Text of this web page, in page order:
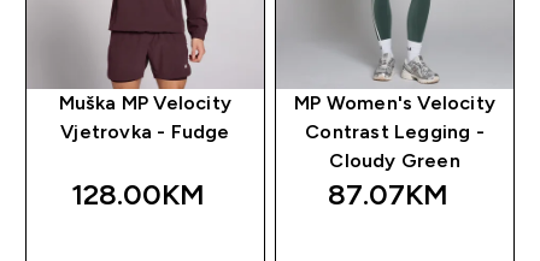
Muška MP Velocity
Vjetrovka - Fudge
128.00KM‎
MP Women's Velocity
Contrast Legging -
Cloudy Green
87.07KM‎